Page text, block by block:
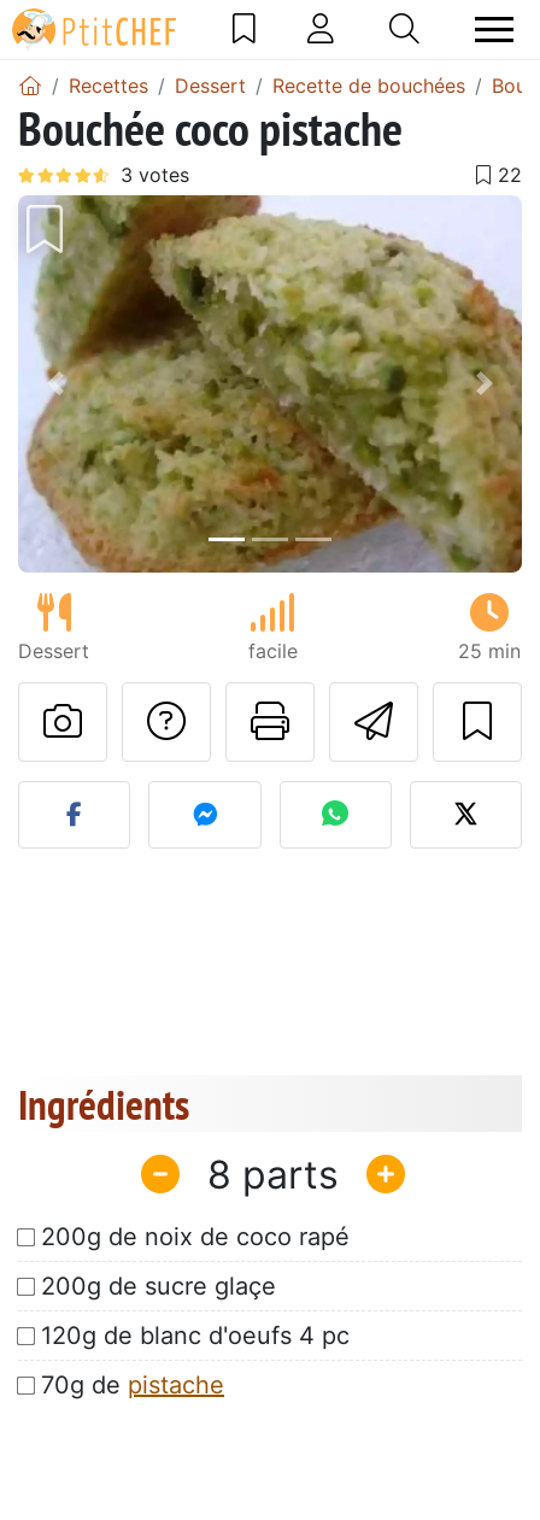
Recettes Dessert Recette de bouchées
Bouchée coco pistache
Précédent
Dessert facile 25 min
Imprimer
Poser une
Publier votre photo de
Ingrédients
8
200g de noix de coco rapé
200g de sucre glaçe
120g de blanc d'oeufs 4 pc
70g de pistache